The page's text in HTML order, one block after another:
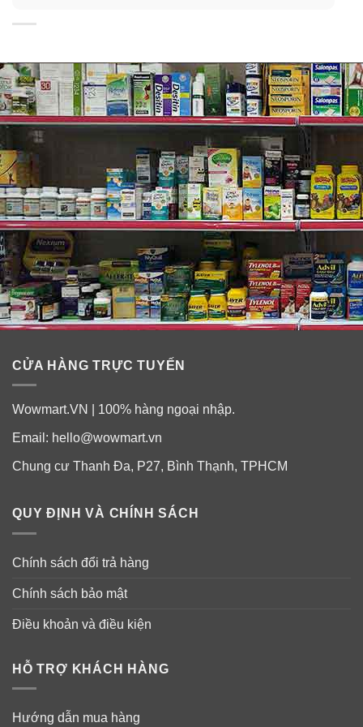
Kem dưỡng trắng da chống lão hoá ban đêm Lariena
Tế bào gốc dưỡng trắng da của Úc Lariena Cellular
Whitening Concentrate
Kem chống nắng Shiseido Anessa Perfect UV
Suncreen SPF50+
Xịt chống nắng Alba Botanica Hawaiian Sunscreen
Spray SPF50
Xịt chống nắng khi đi biển Neutrogena Beach
Defense SPF70
Viên uống trắng da, trị nám và tàn nhang từ Neige
White Plus
Viên uống tái tạo và chống oxy hóa da Relumins
Thuốc làm trắng da Ivory Caps Lightening Pills
Concentrate
CỬA HÀNG TRỰC TUYẾN
Wowmart.VN | 100% hàng ngoại nhập.
Email: hello@wowmart.vn
Chung cư Thanh Đa, P27, Bình Thạnh, TPHCM
QUY ĐỊNH VÀ CHÍNH SÁCH
Chính sách đổi trả hàng
Chính sách bảo mật
Điều khoản và điều kiện
HỖ TRỢ KHÁCH HÀNG
Hướng dẫn mua hàng